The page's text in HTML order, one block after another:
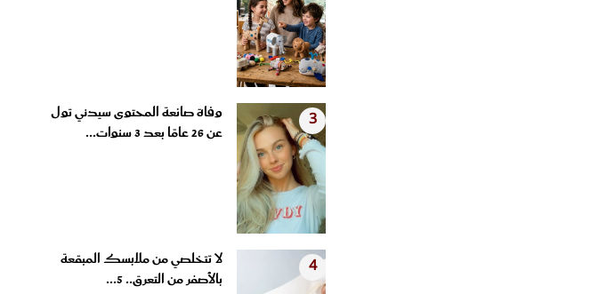
3
وفاة صانعة المحتوى سيدني تول
عن 26 عامًا بعد 3 سنوات...
4
لا تتخلصي من ملابسك المبقعة
بالأصفر من التعرق.. 5...